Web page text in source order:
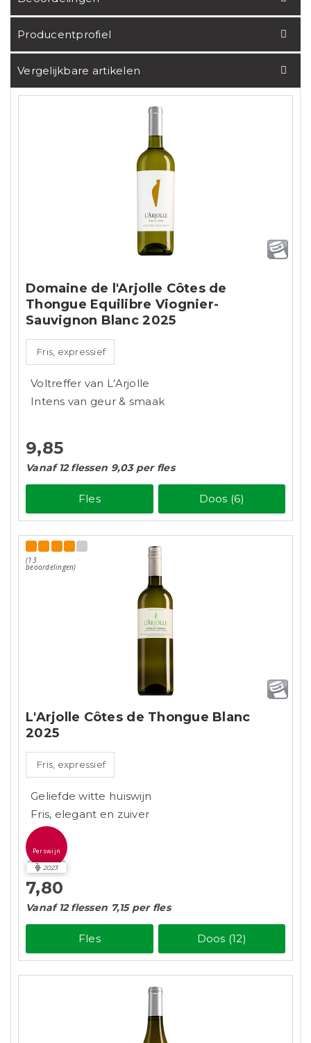
Producentprofiel
Vergelijkbare artikelen
Domaine de l'Arjolle Côtes de
Thongue Equilibre Viognier-
Sauvignon Blanc 2025
Fris, expressief
Voltreffer van L'Arjolle
Intens van geur & smaak
9,85
Vanaf 12 flessen 9,03 per fles
Fles Doos (6)
(13
beoordelingen)
L'Arjolle Côtes de Thongue Blanc
2025
Fris, expressief
Geliefde witte huiswijn
Fris, elegant en zuiver
Perswijn
2023
7,80
Vanaf 12 flessen 7,15 per fles
Fles Doos (12)